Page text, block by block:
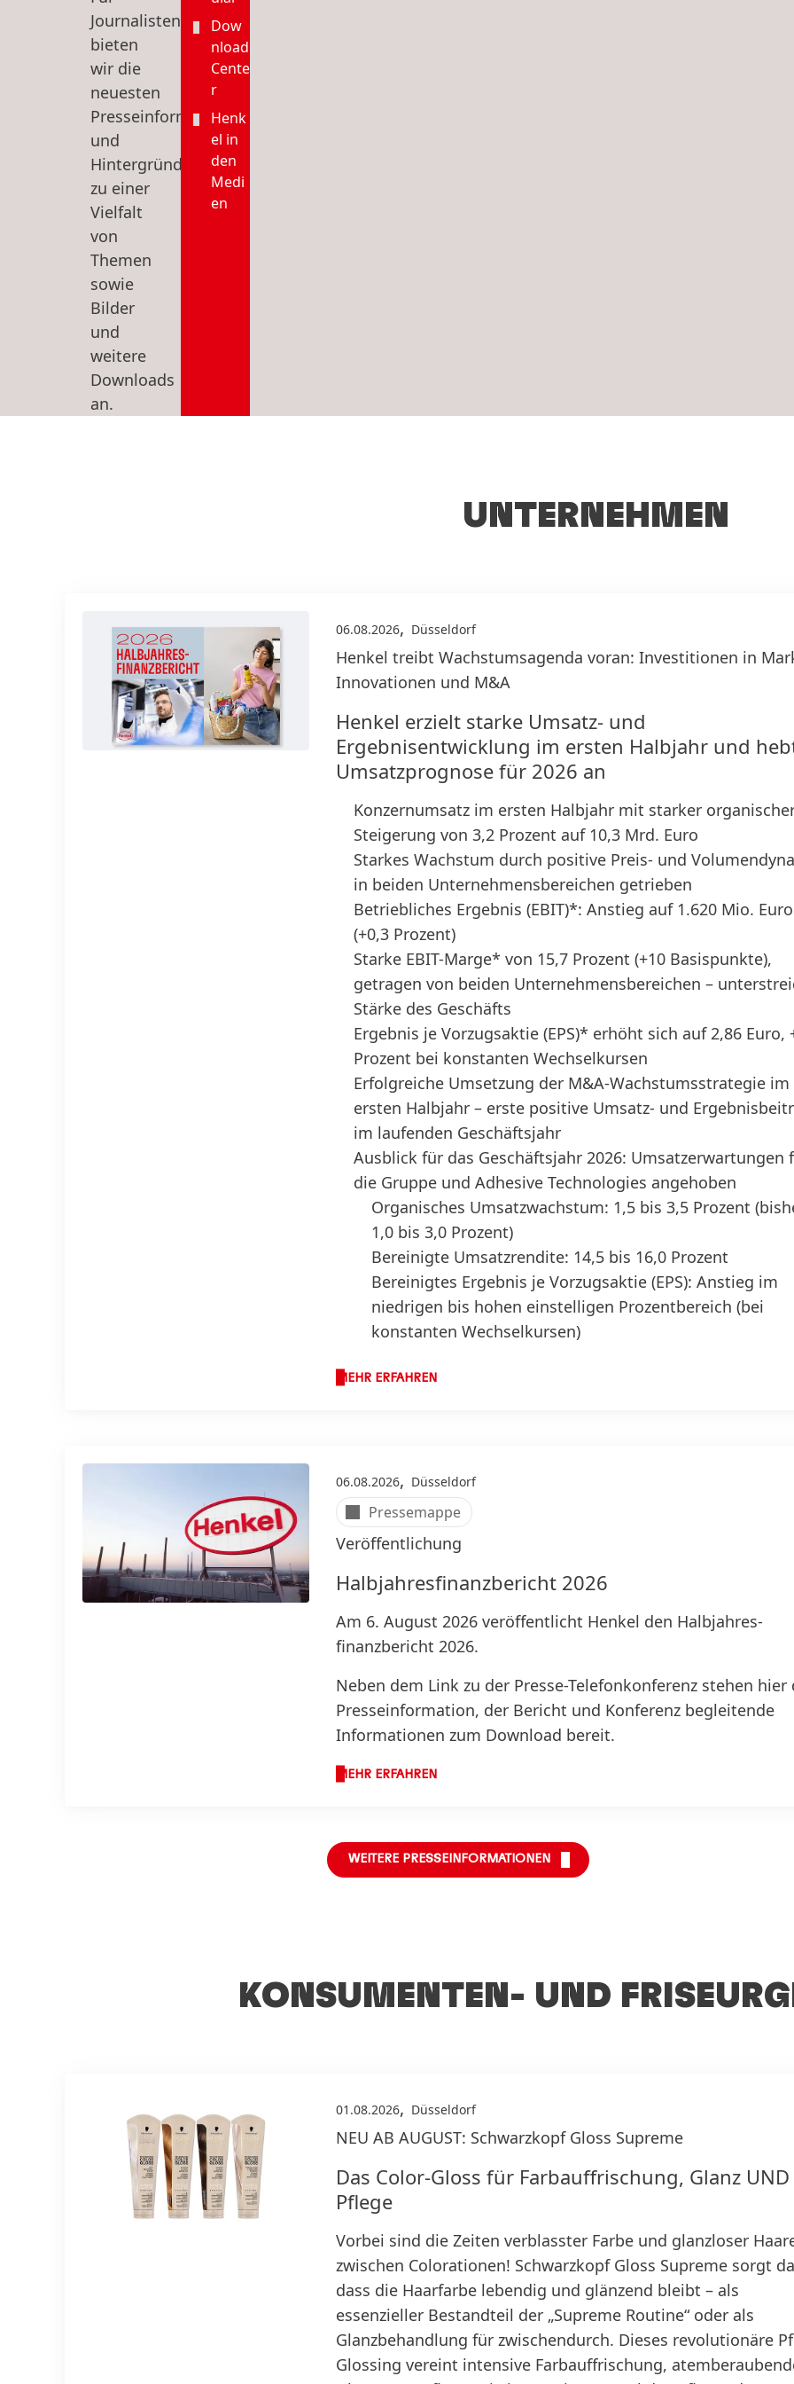
Journalisten
bieten
wir die
neuesten
Presseinformationen
und
Hintergründe
zu einer
Vielfalt
von
Themen
sowie
Bilder
und
weitere
Downloads
an.
Dow
nload
Cente
r
Henk
el in
den
Medi
en
UNTERNEHMEN
06.08.2026, Düsseldorf
Henkel treibt Wachstumsagenda voran: Investitionen in
Innovationen und M&A
Henkel erzielt starke Umsatz- und
Ergebnisentwicklung im ersten Halbjahr und
Umsatzprognose für 2026 an
Konzernumsatz im ersten Halbjahr mit starker
Steigerung von 3,2 Prozent auf 10,3 Mrd. Euro
Starkes Wachstum durch positive Preis- und
in beiden Unternehmensbereichen getrieben
Betriebliches Ergebnis(EBIT)*: Anstieg auf 1.620 Mio. Euro
(+0,3 Prozent)
Starke EBIT-Marge* von 15,7 Prozent(+10 Basispunkte),
getragen von beiden Unternehmensbereichen –
Stärke des Geschäfts
Ergebnis je Vorzugsaktie(EPS)* erhöht sich auf 2,86 Euro,
Prozent bei konstanten Wechselkursen
Erfolgreiche Umsetzung der M&A-Wachstumsstrategie im
ersten Halbjahr – erste positive Umsatz- und
im laufenden Geschäftsjahr
Ausblick für das Geschäftsjahr 2026: Umsatzerwartungen
die Gruppe und Adhesive Technologies angehoben
Organisches Umsatzwachstum: 1,5 bis 3,5 Prozent
1,0 bis 3,0 Prozent)
Bereinigte Umsatzrendite: 14,5 bis 16,0 Prozent
Bereinigtes Ergebnis je Vorzugsaktie(EPS): Anstieg im
niedrigen bis hohen einstelligen Prozentbereich(bei
konstanten Wechselkursen)
MEHR ERFAHREN
06.08.2026, Düsseldorf
Pressemappe
Veröffentlichung
Halbjahresfinanzbericht 2026
Am 6. August 2026 veröffentlicht Henkel den Halbjahres­
finanzbericht 2026.
Neben dem Link zu der Presse-Telefonkonferenz stehen hier
Presseinformation, der Bericht und Konferenz begleitende
Informationen zum Download bereit.
MEHR ERFAHREN
WEITERE PRESSEINFORMATIONEN
KONSUMENTEN- UND
01.08.2026, Düsseldorf
NEU AB AUGUST: Schwarzkopf Gloss Supreme
Das Color-Gloss für Farbauffrischung, Glanz UND
Pflege
Vorbei sind die Zeiten verblasster Farbe und glanzloser
zwischen Colorationen! Schwarzkopf Gloss Supreme sorgt
dass die Haarfarbe lebendig und glänzend bleibt – als
essenzieller Bestandteil der „Supreme Routine“ oder als
Glanzbehandlung für zwischendurch. Dieses revolutionäre
Glossing vereint intensive Farbauffrischung,